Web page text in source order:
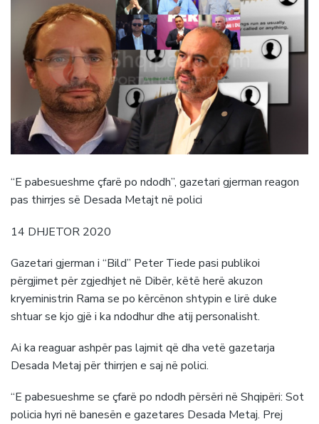
“E pabesueshme çfarë po ndodh”, gazetari gjerman reagon
pas thirrjes së Desada Metajt në polici
14 DHJETOR 2020
Gazetari gjerman i “Bild” Peter Tiede pasi publikoi
përgjimet për zgjedhjet në Dibër, këtë herë akuzon
kryeministrin Rama se po kërcënon shtypin e lirë duke
shtuar se kjo gjë i ka ndodhur dhe atij personalisht.
Ai ka reaguar ashpër pas lajmit që dha vetë gazetarja
Desada Metaj për thirrjen e saj në polici.
“E pabesueshme se çfarë po ndodh përsëri në Shqipëri: Sot
policia hyri në banesën e gazetares Desada Metaj. Prej